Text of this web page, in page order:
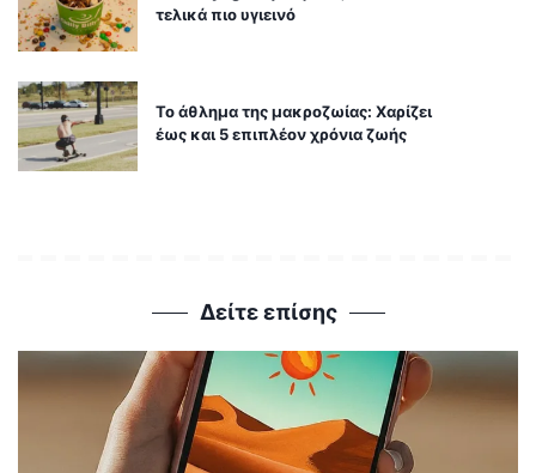
τελικά πιο υγιεινό
Το άθλημα της μακροζωίας: Χαρίζει
έως και 5 επιπλέον χρόνια ζωής
Δείτε επίσης